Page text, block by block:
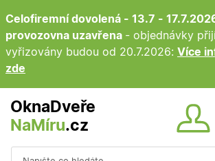
Celofiremní dovolená - 13.7 -
provozovna uzavřena - objednávky
vyřizovány budou od 20.7.2026: Více
zde
OknaDveře
NaMíru.cz